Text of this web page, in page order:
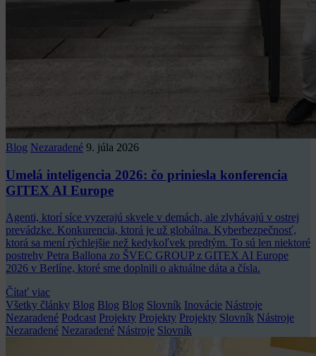
Blog Nezaradené 9. júla 2026
Umelá inteligencia 2026: čo priniesla konferencia
GITEX AI Europe
Agenti, ktorí síce vyzerajú skvele v demách, ale zlyhávajú v ostrej
prevádzke. Konkurencia, ktorá je už globálna. Kyberbezpečnosť,
ktorá sa mení rýchlejšie než kedykoľvek predtým. To sú len niektoré
postrehy Petra Ballona zo ŠVEC GROUP z GITEX AI Europe
2026 v Berlíne, ktoré sme doplnili o aktuálne dáta a čísla.
Čítať viac
Všetky články Blog Blog Blog Slovník Inovácie Nástroje
Nezaradené Podcast Projekty Projekty Projekty Slovník Nástroje
Nezaradené Nezaradené Nástroje Slovník